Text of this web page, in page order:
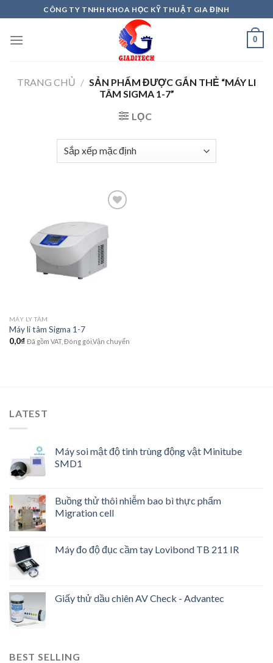
to
content
CÔNG TY TNHH KHOA HỌC KỸ THUẬT GIA ĐỊNH
0
TRANG CHỦ / SẢN PHẨM ĐƯỢC GẮN THẺ “MÁY LI
TÂM SIGMA 1-7”
LỌC
Add to
wishlist
MÁY LY TÂM
Máy li tâm Sigma 1-7
0,0₫ Đã gồm VAT, Đóng gói,Vận chuyển
LATEST
Máy soi mật độ tinh trùng động vật Minitube
SMD1
Buồng thử thôi nhiễm bao bì thực phẩm
Migration cell
Máy đo độ đục cầm tay Lovibond TB 211 IR
Giấy thử dầu chiên AV Check - Advantec
BEST SELLING